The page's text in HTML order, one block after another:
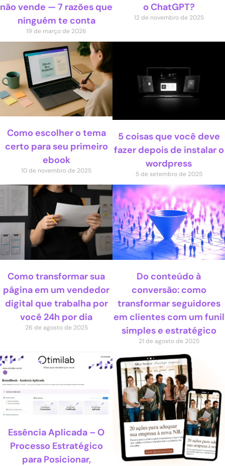
não vende — 7 razões que
ninguém te conta
19 de março de 2026
o ChatGPT?
12 de novembro de 2025
Como escolher o tema
certo para seu primeiro
ebook
10 de novembro de 2025
5 coisas que você deve
fazer depois de instalar o
wordpress
5 de setembro de 2025
Como transformar sua
página em um vendedor
digital que trabalha por
você 24h por dia
26 de agosto de 2025
Do conteúdo à
conversão: como
transformar seguidores
em clientes com um funil
simples e estratégico
21 de agosto de 2025
Essência Aplicada – O
Processo Estratégico
para Posicionar,